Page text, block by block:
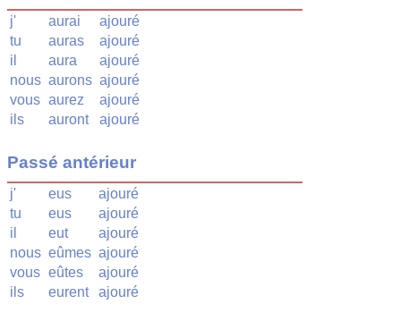
j' aurai
ajouré
tu
auras
ajouré
il
aura
ajouré
nous aurons ajouré
vous aurez
ajouré
ils
auront ajouré
Passé antérieur
j' eus
ajouré
tu
eus
ajouré
il
eut
ajouré
nous eûmes ajouré
vous eûtes
ajouré
ils
eurent ajouré